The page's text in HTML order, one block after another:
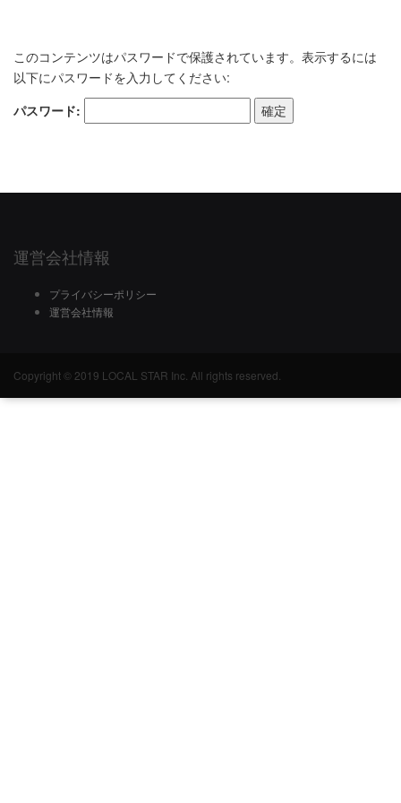
このコンテンツはパスワードで保護されています。表示するには
以下にパスワードを入力してください:
パスワード:
運営会社情報
プライバシーポリシー
運営会社情報
Copyright © 2019 LOCAL STAR Inc. All rights reserved.